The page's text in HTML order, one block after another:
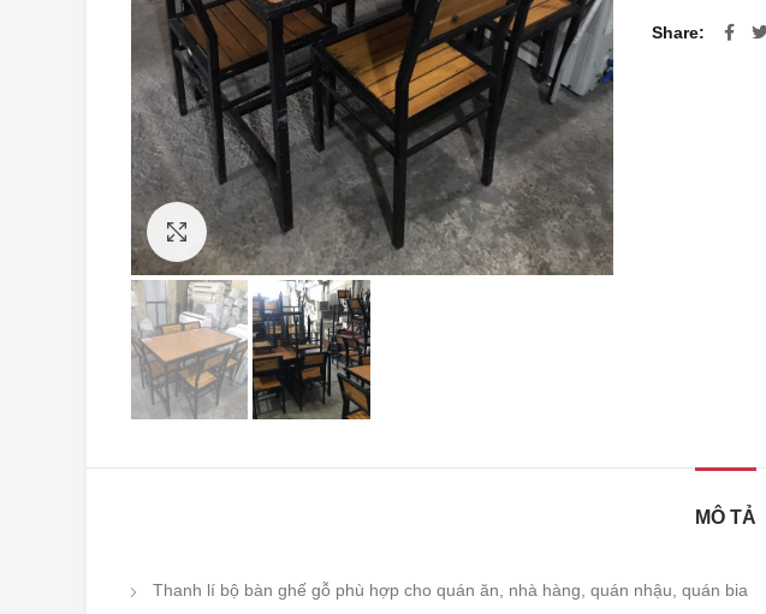
Click to enlarge
Share
MÔ TẢ
Thanh lí bộ bàn ghế gỗ phù hợp cho quán ăn, nhà hàng, quán nhậu, quán bia